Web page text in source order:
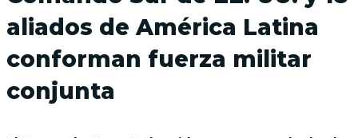
aliados de América Latina
conforman fuerza militar
conjunta